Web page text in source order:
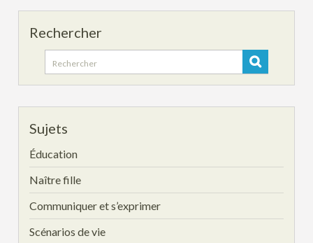
Rechercher
Search
for:
Sujets
Éducation
Naître fille
Communiquer et s’exprimer
Scénarios de vie